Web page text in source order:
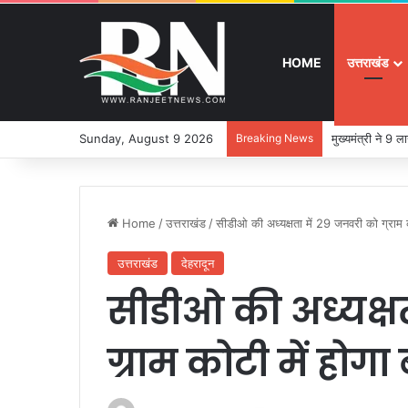
HOME उत्तराखंड
Sunday, August 9 2026 Breaking News मुख्यमंत्री ने 9
Home /उत्तराखंड /सीडीओ की अध्यक्षता में 29 जनवरी को ग्राम
उत्तराखंड देहरादून
सीडीओ की
ग्राम कोटी में होगा